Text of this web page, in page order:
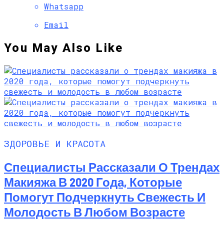
Whatsapp
Email
You May Also Like
ЗДОРОВЬЕ И КРАСОТА
Специалисты Рассказали О Трендах
Макияжа В 2020 Года, Которые
Помогут Подчеркнуть Свежесть И
Молодость В Любом Возрасте